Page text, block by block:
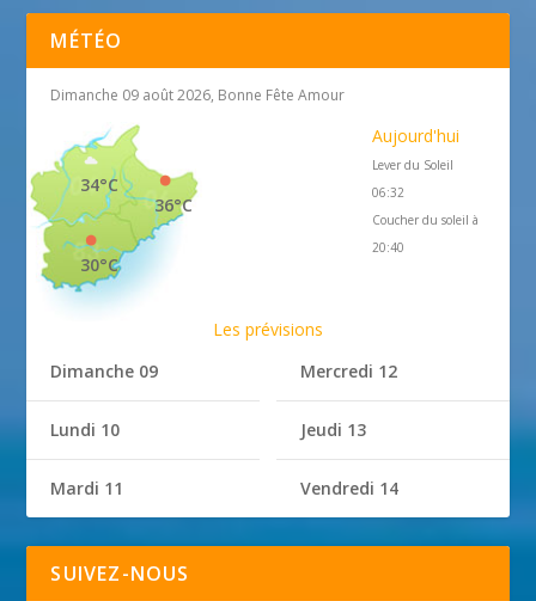
MÉTÉO
Dimanche 09 août 2026, Bonne Fête Amour
36°C
34°C
30°C
Aujourd'hui
Lever du Soleil
06:32
Coucher du soleil à
20:40
Les prévisions
Dimanche 09
Lundi 10
Mardi 11
Mercredi 12
Jeudi 13
Vendredi 14
SUIVEZ-NOUS